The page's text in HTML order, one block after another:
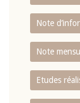
Note
Note
Etudes